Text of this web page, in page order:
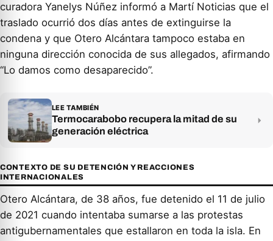
curadora Yanelys Núñez informó a Martí Noticias que el
traslado ocurrió dos días antes de extinguirse la
condena y que Otero Alcántara tampoco estaba en
ninguna dirección conocida de sus allegados, afirmando
“Lo damos como desaparecido”.
LEE TAMBIÉN
Termocarabobo recupera la mitad de su
generación eléctrica
CONTEXTO DE SU DETENCIÓN Y REACCIONES
INTERNACIONALES
Otero Alcántara, de 38 años, fue detenido el 11 de julio
de 2021 cuando intentaba sumarse a las protestas
antigubernamentales que estallaron en toda la isla. En